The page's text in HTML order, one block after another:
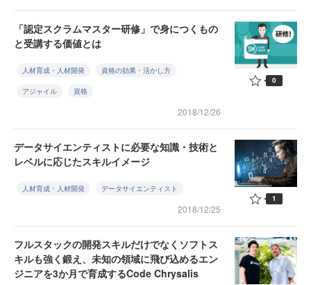
「認定スクラムマスター研修」で身につくもの
と受講する価値とは
人材育成・人材開発 資格の効果・活かし方
アジャイル 資格
2018/12/26
0
データサイエンティストに必要な知識・技術と
レベルに応じたスキルイメージ
人材育成・人材開発 データサイエンティスト
2018/12/25
1
フルスタックの開発スキルだけでなくソフトス
キルも強く鍛え、未知の領域に飛び込めるエン
ジニアを3か月で育成するCode Chrysalis